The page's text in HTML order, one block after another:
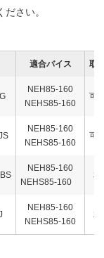
さい。
適合バイス 取
NEH85-160
NEHS85-160
可
NEH85-160
NEHS85-160
可
NEH85-160
NEHS85-160
本
NEH85-160
NEHS85-160
本